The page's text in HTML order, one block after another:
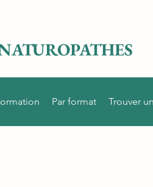
Par format Trouver